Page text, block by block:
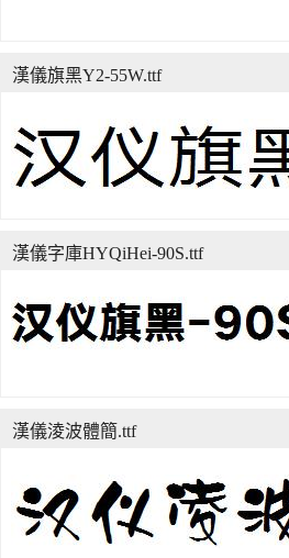
漢儀旗黑Y2-55W.ttf
漢儀字庫HYQiHei-90S.ttf
漢儀淩波體簡.ttf